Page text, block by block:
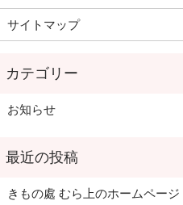
サイトマップ
お知らせ
きもの處 むら上のホームページ